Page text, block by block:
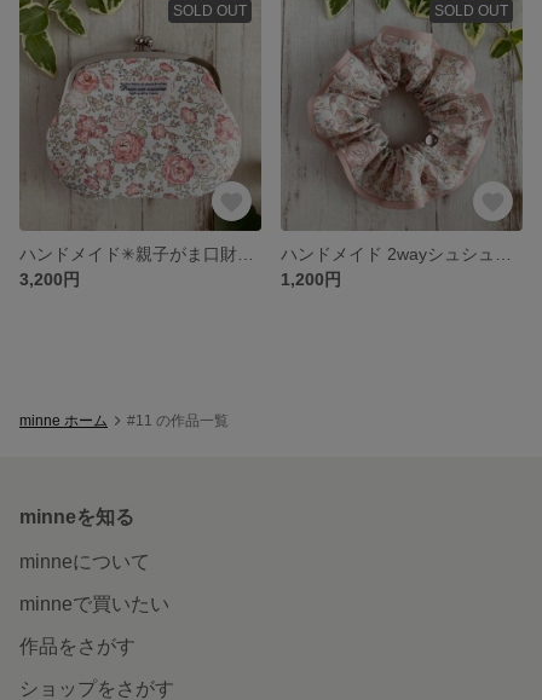
SOLD OUT
3,200円
SOLD OUT
1,200円
minne ホーム #11 の作品一覧
minneを知る
minneについて
minneで買いたい
作品をさがす
ショップをさがす